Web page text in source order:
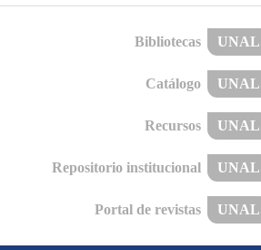
Bibliotecas UNAL
Catálogo UNAL
Recursos UNAL
Repositorio institucional UNAL
Portal de revistas UNAL